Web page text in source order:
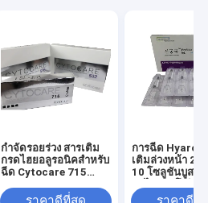
กําจัดรอยร่วง สารเติม
กรดไฮยอลูรอนิคสําหรับ
ฉีด Cytocare 715
การฉีด Hyaron
เติมล่วงหน้า
10 โซลูชันบูสเต
Mesotherapy